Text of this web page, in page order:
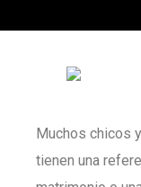
Muchos chicos
tienen una